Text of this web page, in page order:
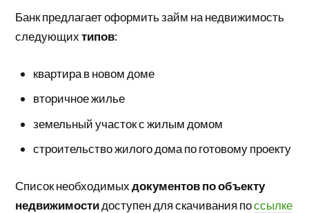
Банк предлагает оформить займ на недвижимость
следующихтипов:
квартира в новом доме
вторичное жилье
земельный участок с жилым домом
строительство жилого дома по готовому проекту
Список необходимыхдокументов по объекту
недвижимостидоступен для скачивания поссылке